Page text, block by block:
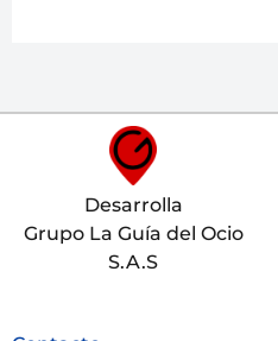
Desarrolla
Grupo La Guía del Ocio
S.A.S